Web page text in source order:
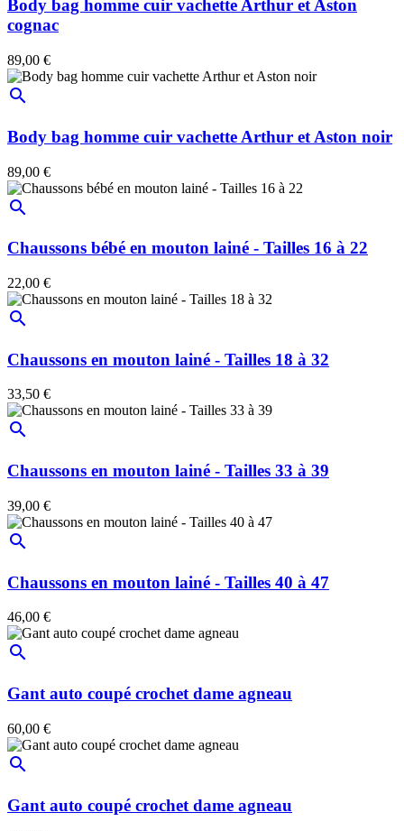
Body bag homme cuir vachette Arthur et Aston
cognac
89,00 €
search
Body bag homme cuir vachette Arthur et Aston noir
89,00 €
search
Chaussons bébé en mouton lainé - Tailles 16 à 22
22,00 €
search
Chaussons en mouton lainé - Tailles 18 à 32
33,50 €
search
Chaussons en mouton lainé - Tailles 33 à 39
39,00 €
search
Chaussons en mouton lainé - Tailles 40 à 47
46,00 €
search
Gant auto coupé crochet dame agneau
60,00 €
search
Gant auto coupé crochet dame agneau